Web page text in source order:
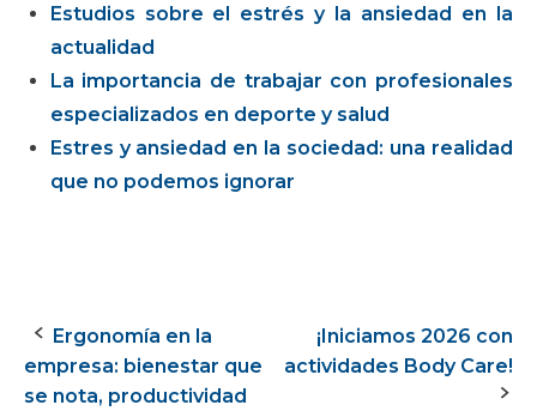
Estudios sobre el estrés y la ansiedad en la
actualidad
La importancia de trabajar con profesionales
especializados en deporte y salud
Estres y ansiedad en la sociedad: una realidad
que no podemos ignorar
Navegación
de
Ergonomía en la
empresa: bienestar que
se nota, productividad
¡Iniciamos 2026 con
actividades Body Care!